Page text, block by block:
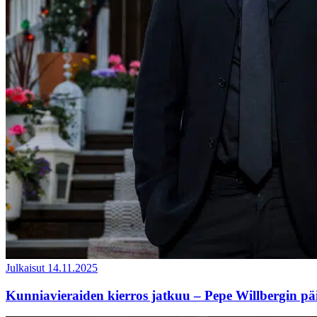
Julkaisut 14.11.2025
Kunniavieraiden kierros jatkuu – Pepe Willbergin